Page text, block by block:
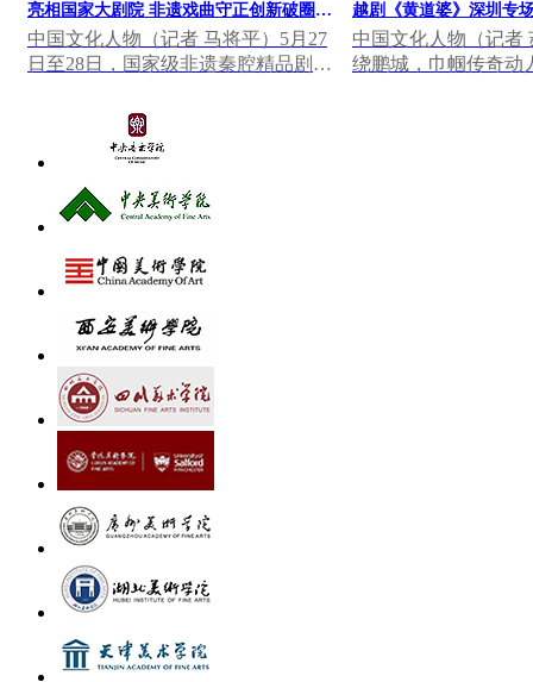
亮相国家大剧院 非遗戏曲守正创新破圈出
彩
中国文化人物（记者 马将平）5月27
日至28日，国家级非遗秦腔精品剧目
华——非遗戏曲展...
越剧《黄道婆》深圳专
中国文化人物（记者
绕鹏城，巾帼传奇动